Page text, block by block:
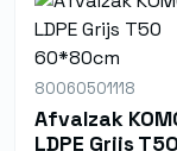
80060501118
Afvalzak
LDPE Grijs T50